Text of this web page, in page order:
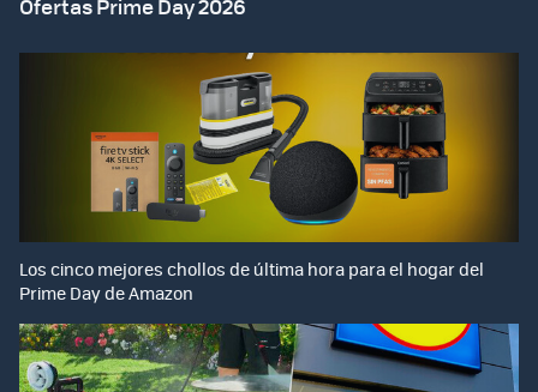
Ofertas Prime Day 2026
Los cinco mejores chollos de última hora para el hogar del
Prime Day de Amazon